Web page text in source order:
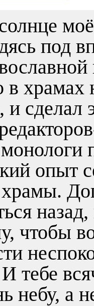
под
в
и сделал
опыт
чтобы
тебе
небу, а